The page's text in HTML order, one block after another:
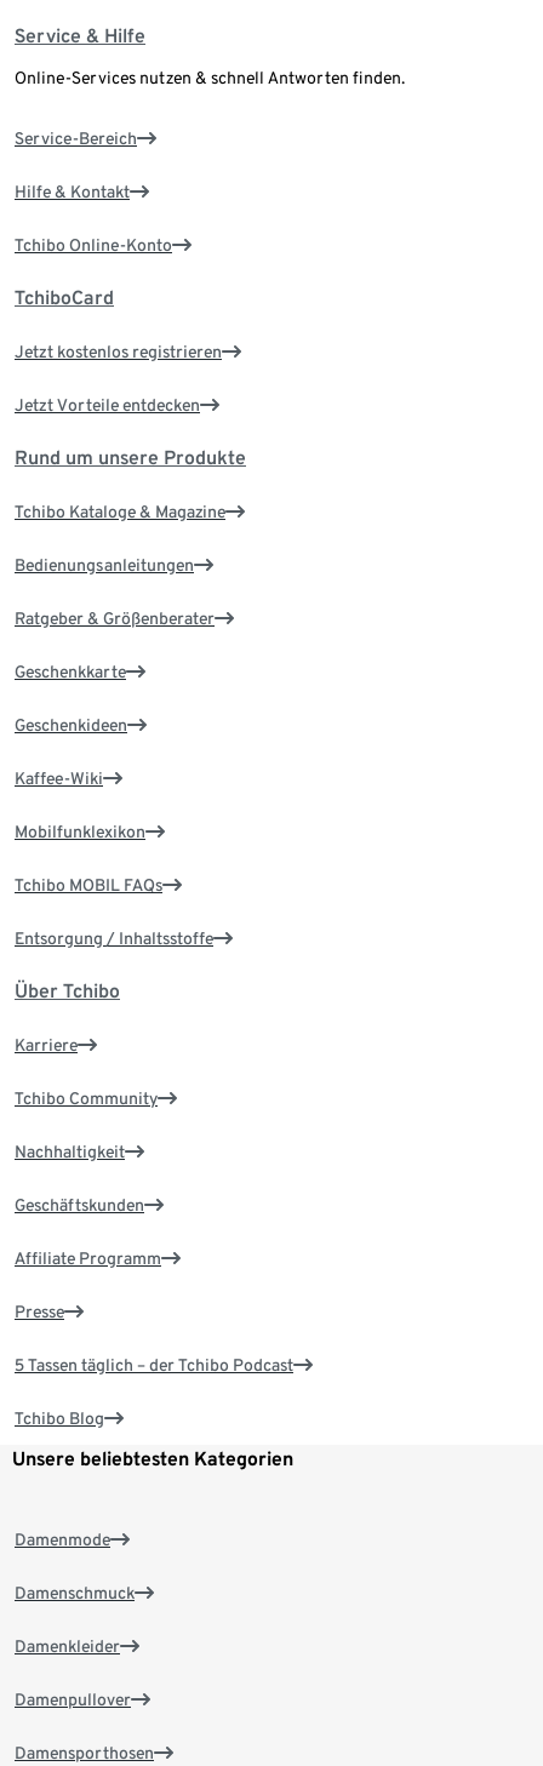
Service & Hilfe
Online-Services nutzen & schnell Antworten finden.
Service-Bereich
Hilfe & Kontakt
Tchibo Online-Konto
TchiboCard
Jetzt kostenlos registrieren
Jetzt Vorteile entdecken
Rund um unsere Produkte
Tchibo Kataloge & Magazine
Bedienungsanleitungen
Ratgeber & Größenberater
Geschenkkarte
Geschenkideen
Kaffee-Wiki
Mobilfunklexikon
Tchibo MOBIL FAQs
Entsorgung / Inhaltsstoffe
Über Tchibo
Karriere
Tchibo Community
Nachhaltigkeit
Geschäftskunden
Affiliate Programm
Presse
5 Tassen täglich – der Tchibo Podcast
Tchibo Blog
Unsere beliebtesten Kategorien
Damenmode
Damenschmuck
Damenkleider
Damenpullover
Damensporthosen